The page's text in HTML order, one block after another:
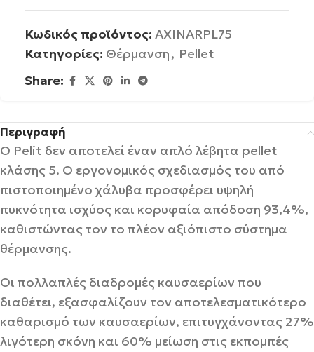
Κωδικός προϊόντος: AXINARPL75
Κατηγορίες: Θέρμανση, Pellet
Share:
Περιγραφή
O Pelit δεν αποτελεί έναν απλό λέβητα pellet
κλάσης 5. Ο εργονομικός σχεδιασμός του από
πιστοποιημένο χάλυβα προσφέρει υψηλή
πυκνότητα ισχύος και κορυφαία απόδοση 93,4%,
καθιστώντας τον το πλέον αξιόπιστο σύστημα
θέρμανσης.
Οι πολλαπλές διαδρομές καυσαερίων που
διαθέτει, εξασφαλίζουν τον αποτελεσματικότερο
καθαρισμό των καυσαερίων, επιτυγχάνοντας 27%
λιγότερη σκόνη και 60% μείωση στις εκπομπές